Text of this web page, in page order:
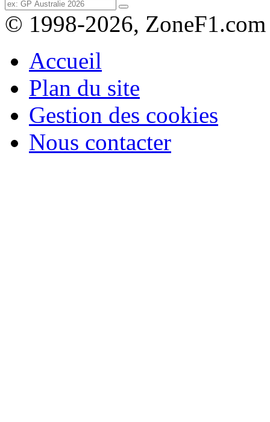
© 1998-2026, ZoneF1.com
Accueil
Plan du site
Gestion des cookies
Nous contacter